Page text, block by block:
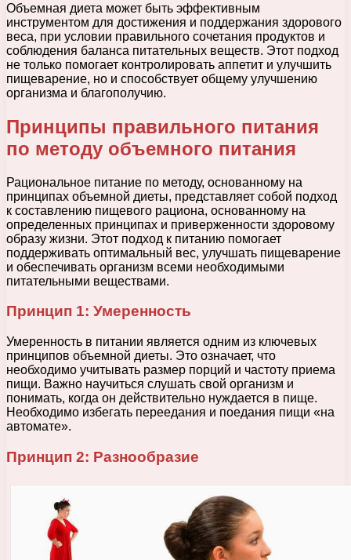
Объемная диета может быть эффективным
инструментом для достижения и поддержания здорового
веса, при условии правильного сочетания продуктов и
соблюдения баланса питательных веществ. Этот подход
не только помогает контролировать аппетит и улучшить
пищеварение, но и способствует общему улучшению
организма и благополучию.
Принципы правильного питания
по методу объемного питания
Рациональное питание по методу, основанному на
принципах объемной диеты, представляет собой подход
к составлению пищевого рациона, основанному на
определенных принципах и приверженности здоровому
образу жизни. Этот подход к питанию помогает
поддерживать оптимальный вес, улучшать пищеварение
и обеспечивать организм всеми необходимыми
питательными веществами.
Принцип 1: Умеренность
Умеренность в питании является одним из ключевых
принципов объемной диеты. Это означает, что
необходимо учитывать размер порций и частоту приема
пищи. Важно научиться слушать свой организм и
понимать, когда он действительно нуждается в пище.
Необходимо избегать переедания и поедания пищи «на
автомате».
Принцип 2: Разнообразие